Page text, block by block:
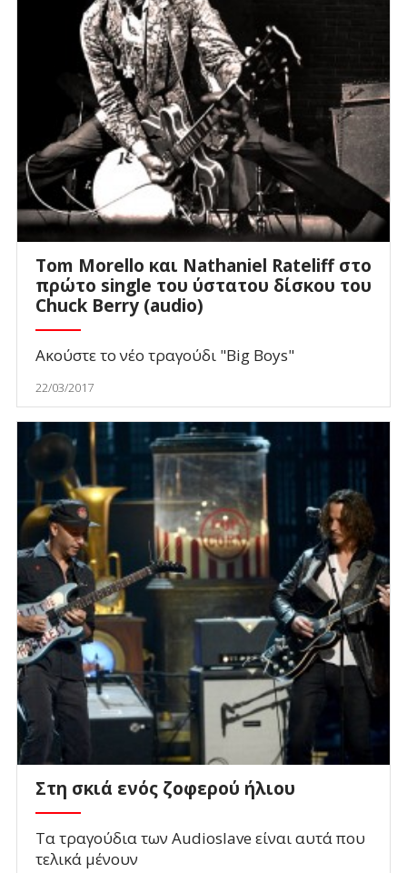
Tom Morello και Nathaniel Rateliff στο
πρώτο single του ύστατου δίσκου του
Chuck Berry (audio)
Ακούστε το νέο τραγούδι "Big Boys"
22/03/2017
Στη σκιά ενός ζοφερού ήλιου
Τα τραγούδια των Audioslave είναι αυτά που
τελικά μένουν